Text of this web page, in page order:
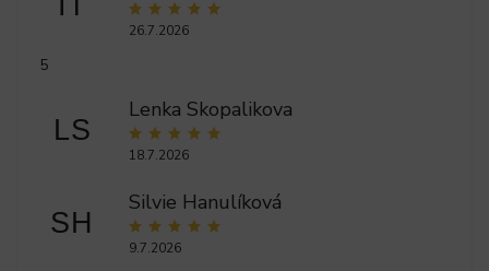
26.7.2026
5
LS
Lenka Skopalikova
18.7.2026
SH
Silvie Hanulíková
9.7.2026